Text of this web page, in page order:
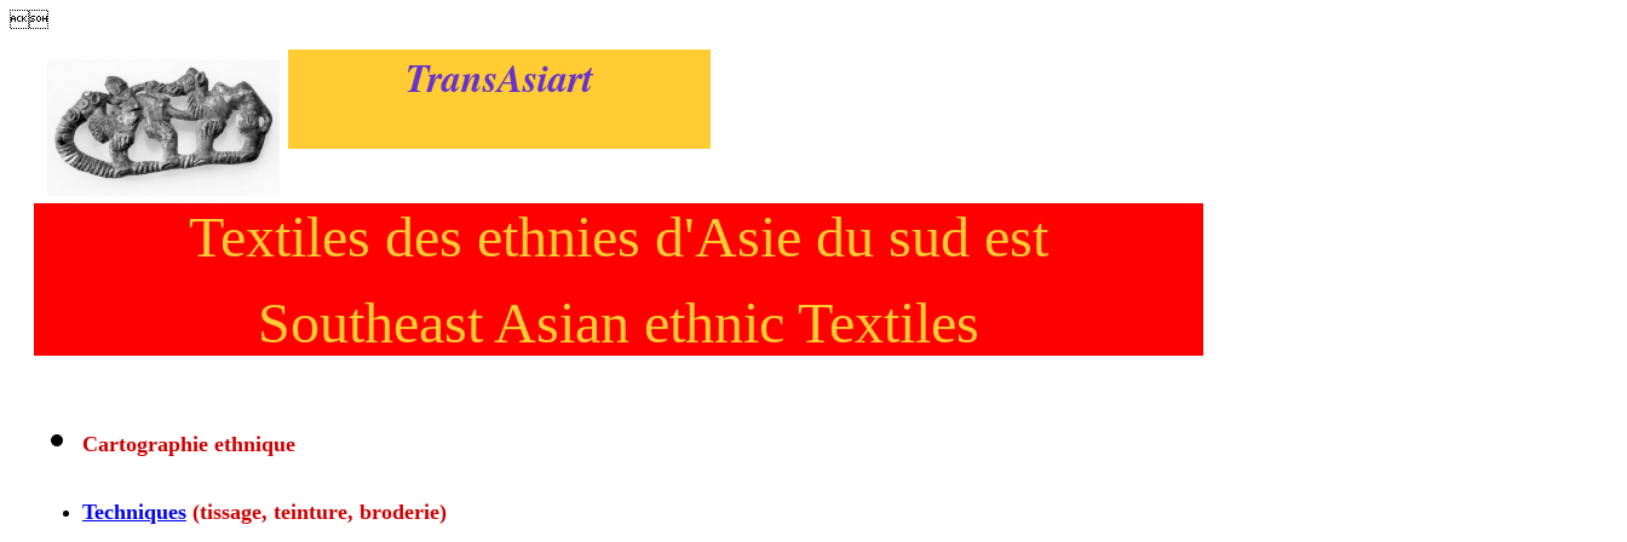

TransAsiart
Textiles des ethnies d'Asie du sud est
Southeast Asian ethnic Textiles
Cartographie ethnique
Techniques (tissage, teinture, broderie)